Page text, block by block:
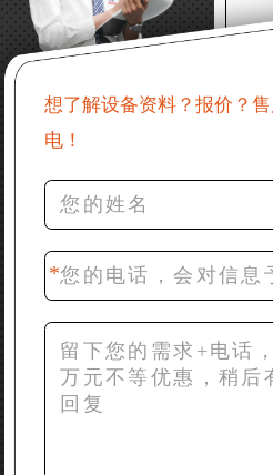
22分钟前 郑女士：想了解时
31分钟前 吴先生：成套石头
产品资料
36分钟前 罗先生：每小时100
42分钟前 梁先生：膨润土磨
备？
想了解设备资料？报价？
电！